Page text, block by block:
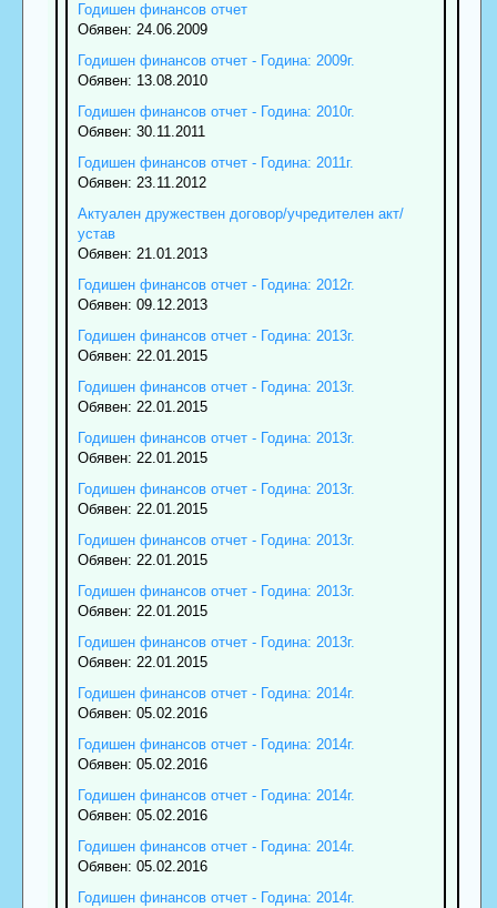
Годишен финансов отчет
Обявен: 24.06.2009
Годишен финансов отчет - Година: 2009г.
Обявен: 13.08.2010
Годишен финансов отчет - Година: 2010г.
Обявен: 30.11.2011
Годишен финансов отчет - Година: 2011г.
Обявен: 23.11.2012
Актуален дружествен договор/учредителен акт/
устав
Обявен: 21.01.2013
Годишен финансов отчет - Година: 2012г.
Обявен: 09.12.2013
Годишен финансов отчет - Година: 2013г.
Обявен: 22.01.2015
Годишен финансов отчет - Година: 2013г.
Обявен: 22.01.2015
Годишен финансов отчет - Година: 2013г.
Обявен: 22.01.2015
Годишен финансов отчет - Година: 2013г.
Обявен: 22.01.2015
Годишен финансов отчет - Година: 2013г.
Обявен: 22.01.2015
Годишен финансов отчет - Година: 2013г.
Обявен: 22.01.2015
Годишен финансов отчет - Година: 2013г.
Обявен: 22.01.2015
Годишен финансов отчет - Година: 2014г.
Обявен: 05.02.2016
Годишен финансов отчет - Година: 2014г.
Обявен: 05.02.2016
Годишен финансов отчет - Година: 2014г.
Обявен: 05.02.2016
Годишен финансов отчет - Година: 2014г.
Обявен: 05.02.2016
Годишен финансов отчет - Година: 2014г.